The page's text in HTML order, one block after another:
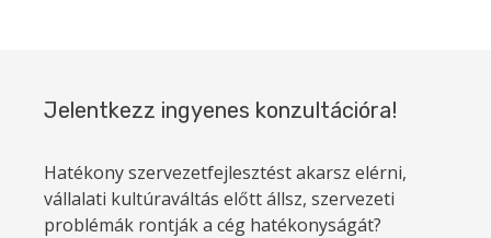
Jelentkezz ingyenes konzultációra!
Hatékony szervezetfejlesztést akarsz elérni,
vállalati kultúraváltás előtt állsz, szervezeti
problémák rontják a cég hatékonyságát?